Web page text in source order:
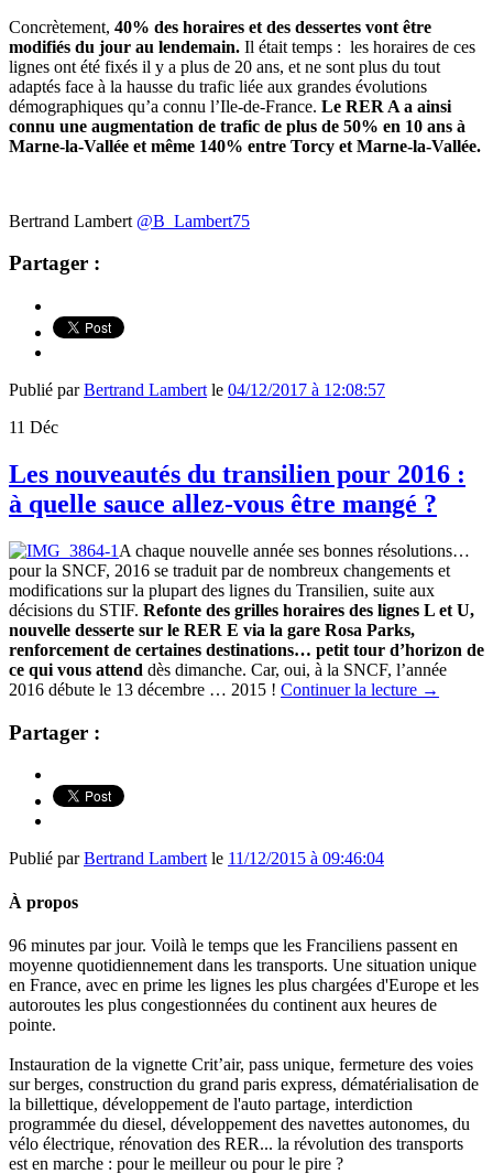
Concrètement, 40% des horaires et des dessertes vont être
modifiés du jour au lendemain. Il était temps : les horaires de ces
lignes ont été fixés il y a plus de 20 ans, et ne sont plus du tout
adaptés face à la hausse du trafic liée aux grandes évolutions
démographiques qu’a connu l’Ile-de-France. Le RER A a ainsi
connu une augmentation de trafic de plus de 50% en 10 ans à
Marne-la-Vallée et même 140% entre Torcy et Marne-la-Vallée.
Bertrand Lambert @B_Lambert75
Partager :
Publié parBertrand Lambert le 04/12/2017 à 12:08:57
11 Déc
Les nouveautés du transilien pour 2016 :
à quelle sauce allez-vous être mangé ?
A chaque nouvelle année ses bonnes résolutions…
pour la SNCF, 2016 se traduit par de nombreux changements et
modifications sur la plupart des lignes du Transilien, suite aux
décisions du STIF. Refonte des grilles horaires des lignes L et U,
nouvelle desserte sur le RER E via la gare Rosa Parks,
renforcement de certaines destinations… petit tour d’horizon de
ce qui vous attend dès dimanche. Car, oui, à la SNCF, l’année
2016 débute le 13 décembre … 2015 ! Continuer la lecture →
Partager :
Publié parBertrand Lambert le 11/12/2015 à 09:46:04
À propos
96 minutes par jour. Voilà le temps que les Franciliens passent en
moyenne quotidiennement dans les transports. Une situation unique
en France, avec en prime les lignes les plus chargées d'Europe et les
autoroutes les plus congestionnées du continent aux heures de
pointe.
Instauration de la vignette Crit’air, pass unique, fermeture des voies
sur berges, construction du grand paris express, dématérialisation de
la billettique, développement de l'auto partage, interdiction
programmée du diesel, développement des navettes autonomes, du
vélo électrique, rénovation des RER... la révolution des transports
est en marche : pour le meilleur ou pour le pire ?